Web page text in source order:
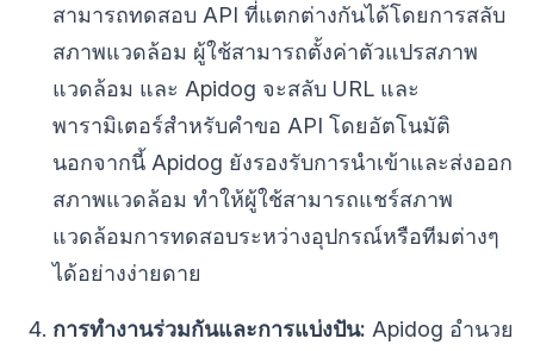
สามารถทดสอบ API ที่แตกต่างกันได้โดยการสลับ
สภาพแวดล้อม ผู้ใช้สามารถตั้งค่าตัวแปรสภาพ
แวดล้อม และ Apidog จะสลับ URL และ
พารามิเตอร์สำหรับคำขอ API โดยอัตโนมัติ
นอกจากนี้ Apidog ยังรองรับการนำเข้าและส่งออก
สภาพแวดล้อม ทำให้ผู้ใช้สามารถแชร์สภาพ
แวดล้อมการทดสอบระหว่างอุปกรณ์หรือทีมต่างๆ
ได้อย่างง่ายดาย
การทำงานร่วมกันและการแบ่งปัน: Apidog อำนวย